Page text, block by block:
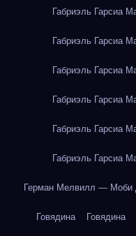
Габриэль Гарсиа
Габриэль Гарсиа
Габриэль Гарсиа
Габриэль Гарсиа
Габриэль Гарсиа
Габриэль Гарсиа
Герман Мелвилл — Моби
Говядина Говядина